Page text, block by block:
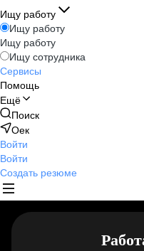
Ищу работу
Ищу работу
Ищу работу
Ищу сотрудника
Сервисы
Помощь
Ещё
Поиск
Оек
Войти
Войти
Создать резюме